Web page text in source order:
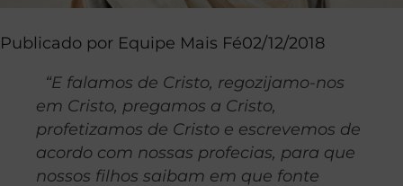
Publicado por Equipe Mais Fé02/12/2018
“E falamos de Cristo, regozijamo-nos
em Cristo, pregamos a Cristo,
profetizamos de Cristo e escrevemos de
acordo com nossas profecias, para que
nossos filhos saibam em que fonte